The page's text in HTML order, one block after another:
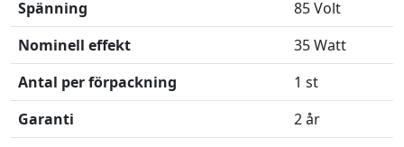
Spänning
85 Volt
Nominell effekt
35 Watt
Antal per förpackning
1 st
Garanti
2 år